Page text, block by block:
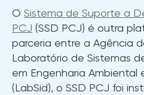
O Sistema de Suporte a
PCJ (SSD PCJ) é outra
parceria entre a Agência
Laboratório de Sistemas
em Engenharia Ambiental
(LabSid), o SSD PCJ foi